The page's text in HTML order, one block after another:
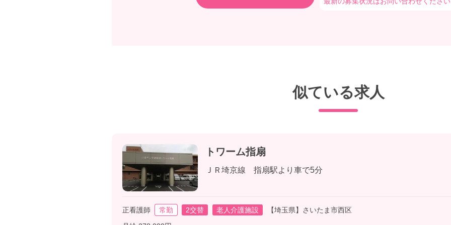
似ている求人
トワーム指扇
ＪＲ埼京線 指扇駅より車で5分
正看護師 常勤 2交替 老人介護施設
【埼玉県】さいたま市西区